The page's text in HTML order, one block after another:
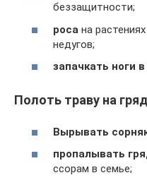
беззащитности;
роса на
недугов;
запачкать ноги в
Полоть траву на
Вырывать
пропалывать
ссорам в семье;